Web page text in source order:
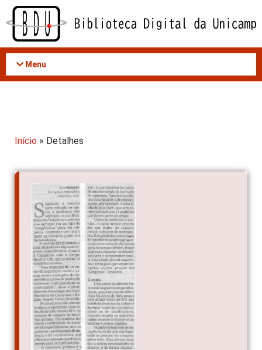
Acessar
conteúdo
Menu
Início » Detalhes